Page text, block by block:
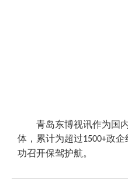
青岛东博视讯作为国
体，累计为超过1500+政企
功召开保驾护航。